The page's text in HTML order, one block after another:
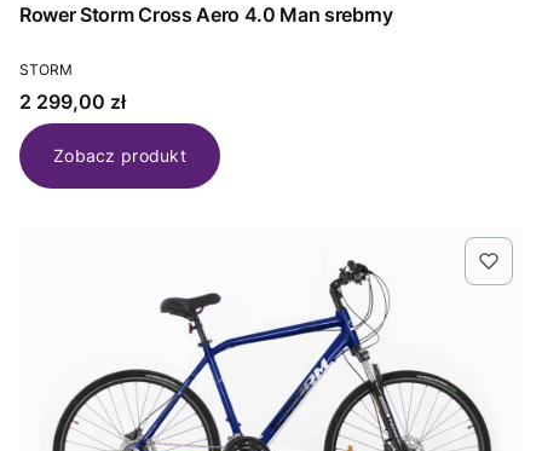
Rower Storm Cross Aero 4.0 Man srebrny
PRODUCENT
STORM
Cena
2 299,00 zł
Zobacz produkt